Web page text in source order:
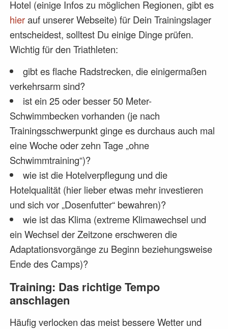
Hotel (einige Infos zu möglichen Regionen, gibt es
hierauf unserer Webseite) für Dein Trainingslager
entscheidest, solltest Du einige Dinge prüfen.
Wichtig für den Triathleten:
gibt es flache Radstrecken, die einigermaßen
verkehrsarm sind?
ist ein 25 oder besser 50 Meter-
Schwimmbecken vorhanden (je nach
Trainingsschwerpunkt ginge es durchaus auch mal
eine Woche oder zehn Tage „ohne
Schwimmtraining“)?
wie ist die Hotelverpflegung und die
Hotelqualität (hier lieber etwas mehr investieren
und sich vor „Dosenfutter“ bewahren)?
wie ist das Klima (extreme Klimawechsel und
ein Wechsel der Zeitzone erschweren die
Adaptationsvorgänge zu Beginn beziehungsweise
Ende des Camps)?
Training: Das richtige Tempo
anschlagen
Häufig verlocken das meist bessere Wetter und